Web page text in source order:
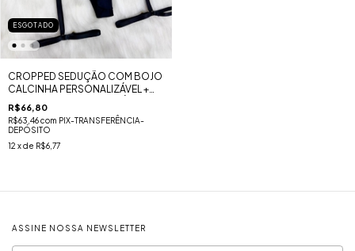
ESGOTADO
CROPPED SEDUÇÃO COM BOJO
CALCINHA PERSONALIZÁVEL +
CINTA LIGA PERSONALIZÁVEL -
PRETO
R$66,80
R$63,46com PIX-TRANSFERÊNCIA-
DEPÓSITO
12 x de R$6,77
ASSINE NOSSA NEWSLETTER